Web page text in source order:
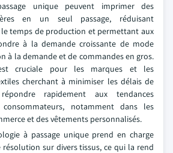
unique peuvent imprimer des
en un seul passage, réduisant
temps de production et permettant aux
à la demande croissante de mode
à la demande et de commandes en gros.
cruciale pour les marques et les
cherchant à minimiser les délais de
rapidement aux tendances
consommateurs, notamment dans les
et des vêtements personnalisés.
à passage unique prend en charge
sur divers tissus, ce qui la rend